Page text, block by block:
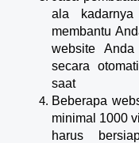
ala
membantu
website
secara
saat
Beberapa
minimal 1000
harus